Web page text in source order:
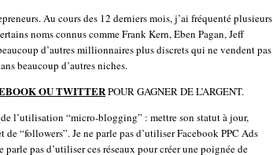
Au cours des 12 derniers mois, j’ai fréquenté plusieurs
noms connus comme Frank Kern, Eben Pagan, Jeff
d’autres millionnaires plus discrets qui ne vendent pas
beaucoup d’autres niches.
OU TWITTERPOUR GAGNER DE L’ARGENT.
l’utilisation “micro-blogging” : mettre son statut à jour,
“followers”. Je ne parle pas d’utiliser Facebook PPC Ads
pas d’utiliser ces réseaux pour créer une poignée de